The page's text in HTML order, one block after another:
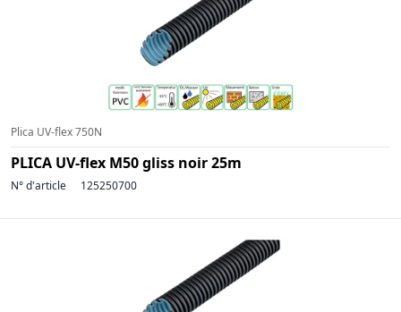
Plica UV-flex 750N
PLICA UV-flex M50 gliss noir 25m
N° d'article 125250700